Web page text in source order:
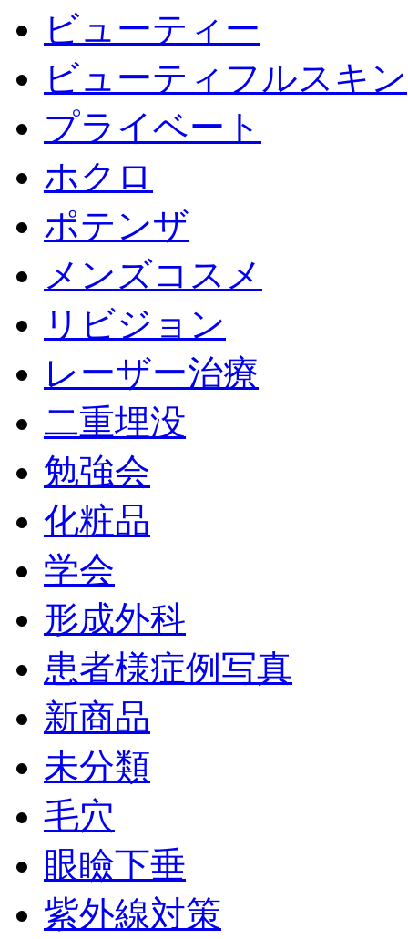
ビューティー
ビューティフルスキン
プライベート
ホクロ
ポテンザ
メンズコスメ
リビジョン
レーザー治療
二重埋没
勉強会
化粧品
学会
形成外科
患者様症例写真
新商品
未分類
毛穴
眼瞼下垂
紫外線対策